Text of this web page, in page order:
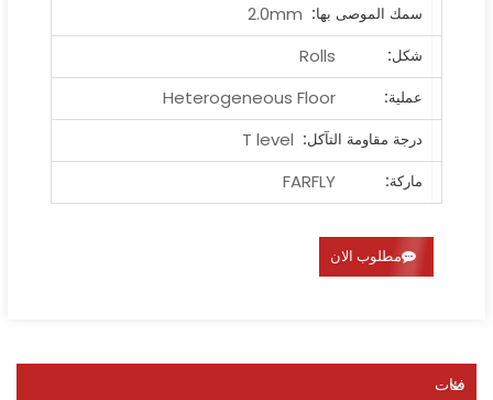
سمك الموصى بها: 2.0mm
شكل:
Rolls
عملية:
Heterogeneous Floor
درجة مقاومة التآكل: T level
ماركة:
FARFLY
مطلوب الان
فئات